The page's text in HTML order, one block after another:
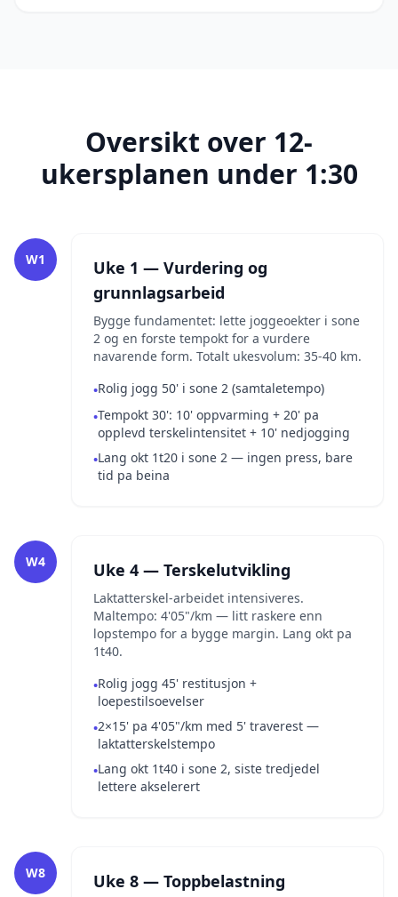
Oversikt over 12-
ukersplanen under 1:30
W1
Uke 1 — Vurdering og
grunnlagsarbeid
Bygge fundamentet: lette joggeoekter i sone
2 og en forste tempokt for a vurdere
navarende form. Totalt ukesvolum: 35-40 km.
•Rolig jogg 50' i sone 2 (samtaletempo)
•Tempokt 30': 10' oppvarming + 20' pa
opplevd terskelintensitet + 10' nedjogging
•Lang okt 1t20 i sone 2 — ingen press, bare
tid pa beina
W4 Uke 4 — Terskelutvikling
Laktatterskel-arbeidet intensiveres.
Maltempo: 4'05"/km — litt raskere enn
lopstempo for a bygge margin. Lang okt pa
1t40.
•Rolig jogg 45' restitusjon +
loepestilsoevelser
•2×15' pa 4'05"/km med 5' traverest —
laktatterskelstempo
•Lang okt 1t40 i sone 2, siste tredjedel
lettere akselerert
W8 Uke 8 — Toppbelastning